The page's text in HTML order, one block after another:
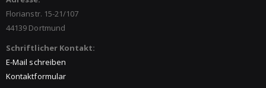
Florianstr. 15-21/107
44139 Dortmund
Schriftlicher Kontakt:
E-Mail schreiben
Kontaktformular